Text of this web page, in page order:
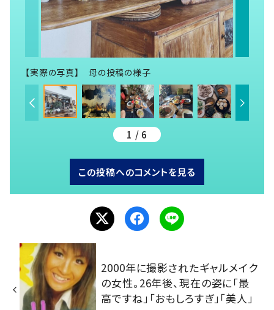
【実際の写真】 母の投稿の様子
1 / 6
この投稿へのコメントを見る
2000年に撮影されたギャルメイク
の女性。26年後、現在の姿に「最
高ですね」「おもしろすぎ」「美人」